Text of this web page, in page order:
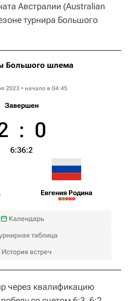
Австралии (Australian
турнира Большого
Большого шлема
2023 • начало в 04:45
Завершен
: 0
6:36:2
Евгения Родина
Календарь
таблица
История встреч
через квалификацию